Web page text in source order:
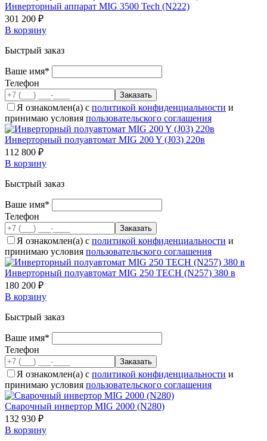
Инверторный аппарат MIG 3500 Tech (N222)
301 200 ₽
В корзину
Быстрый заказ
Ваше имя*
Телефон
Я ознакомлен(а) с политикой конфиденциальности и
принимаю условия пользовательского соглашения
Инверторный полуавтомат MIG 200 Y (J03) 220в
112 800 ₽
В корзину
Быстрый заказ
Ваше имя*
Телефон
Я ознакомлен(а) с политикой конфиденциальности и
принимаю условия пользовательского соглашения
Инверторный полуавтомат MIG 250 ТECH (N257) 380 в
180 200 ₽
В корзину
Быстрый заказ
Ваше имя*
Телефон
Я ознакомлен(а) с политикой конфиденциальности и
принимаю условия пользовательского соглашения
Сварочный инвертор MIG 2000 (N280)
132 930 ₽
В корзину